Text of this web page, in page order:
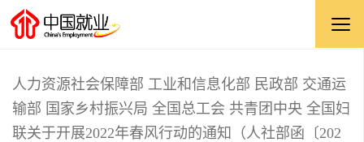
人力资源社会保障部 工业和信息化部 民政部 交通运
输部 国家乡村振兴局 全国总工会 共青团中央 全国妇
联关于开展2022年春风行动的通知（人社部函〔202